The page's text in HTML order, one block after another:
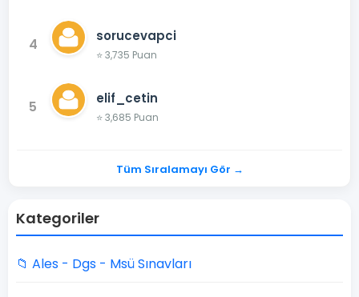
4 sorucevapci
⭐ 3,735 Puan
5 elif_cetin
⭐ 3,685 Puan
Tüm Sıralamayı Gör →
Kategoriler
📁 Ales - Dgs - Msü Sınavları